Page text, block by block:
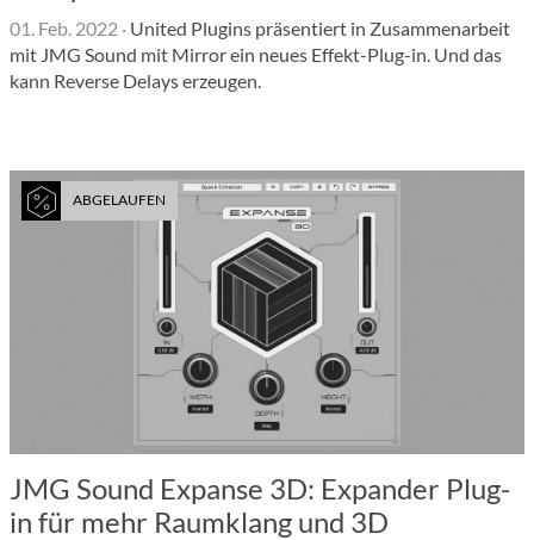
01. Feb. 2022 · United Plugins präsentiert in Zusammenarbeit
mit JMG Sound mit Mirror ein neues Effekt-Plug-in. Und das
kann Reverse Delays erzeugen.
ABGELAUFEN
JMG Sound Expanse 3D: Expander Plug-
in für mehr Raumklang und 3D